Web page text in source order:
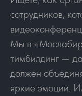
сотрудников,
Мы в
тимбилдинг —
должен
яркие эмоции.